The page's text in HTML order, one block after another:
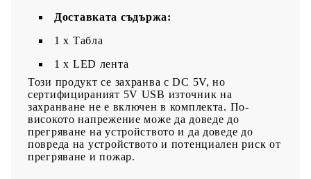
Доставката съдържа:
1 x Табла
1 x LED лента
Този продукт се захранва с DC 5V, но
сертифицираният 5V USB източник на
захранване не е включен в комплекта. По-
високото напрежение може да доведе до
прегряване на устройството и да доведе до
повреда на устройството и потенциален риск от
прегряване и пожар.